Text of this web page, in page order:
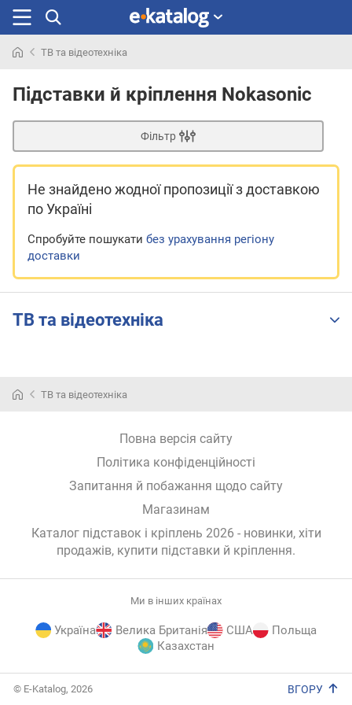
раніше
ТВ та відеотехніка
Підставки й кріплення Nokasonic
Фільтр
Не знайдено жодної пропозиціїз доставкою
по Україні
Спробуйте пошукати без урахування регіону
доставки
ТВ та відеотехніка
ТВ та відеотехніка
Повна версія сайту
Політика конфіденційності
Запитання й побажання щодо сайту
Магазинам
Каталог підставок і кріплень 2026 - новинки, хіти
продажів, купити підставки й кріплення.
Ми в інших країнах
Україна Велика Британія США
Польща
Казахстан
© E-Katalog, 2026 ВГОРУ